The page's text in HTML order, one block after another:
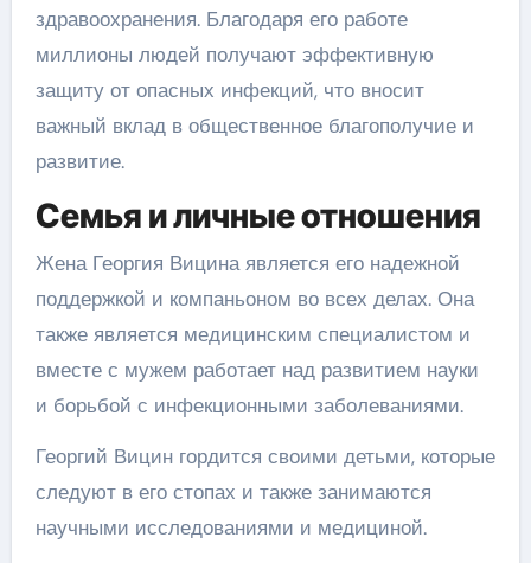
здравоохранения. Благодаря его работе
миллионы людей получают эффективную
защиту от опасных инфекций, что вносит
важный вклад в общественное благополучие и
развитие.
Семья и личные отношения
Жена Георгия Вицина является его надежной
поддержкой и компаньоном во всех делах. Она
также является медицинским специалистом и
вместе с мужем работает над развитием науки
и борьбой с инфекционными заболеваниями.
Георгий Вицин гордится своими детьми, которые
следуют в его стопах и также занимаются
научными исследованиями и медициной.